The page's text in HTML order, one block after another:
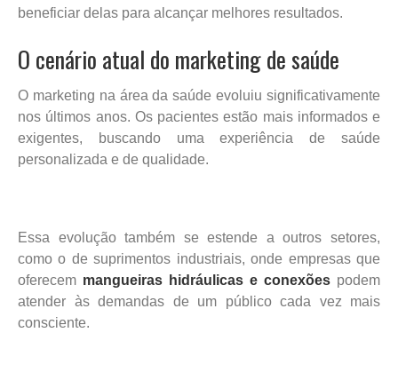
beneficiar delas para alcançar melhores resultados.
O cenário atual do marketing de saúde
O marketing na área da saúde evoluiu significativamente
nos últimos anos. Os pacientes estão mais informados e
exigentes, buscando uma experiência de saúde
personalizada e de qualidade.
Essa evolução também se estende a outros setores,
como o de suprimentos industriais, onde empresas que
oferecem mangueiras hidráulicas e conexões podem
atender às demandas de um público cada vez mais
consciente.